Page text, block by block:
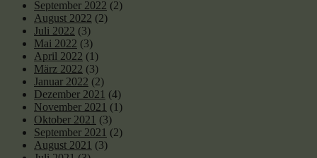
September 2022 (2)
August 2022 (2)
Juli 2022 (3)
Mai 2022 (3)
April 2022 (1)
März 2022 (3)
Januar 2022 (2)
Dezember 2021 (4)
November 2021 (1)
Oktober 2021 (3)
September 2021 (2)
August 2021 (3)